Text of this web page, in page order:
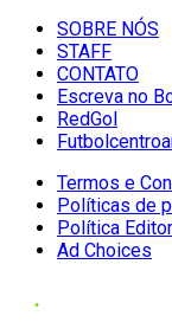
SOBRE NÓS
STAFF
CONTATO
Escreva no
RedGol
Termos e
Políticas de
Política
Ad Choices